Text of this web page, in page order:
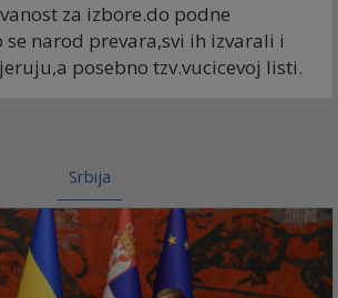
za izbore.do podne
narod prevara,svi ih izvarali i
posebno tzv.vucicevoj listi.
Srbija